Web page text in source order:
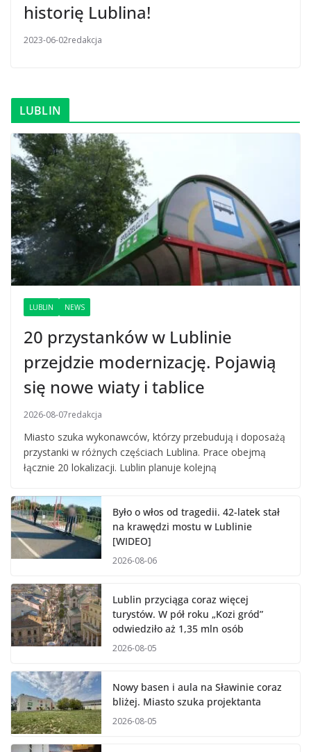
historię Lublina!
2023-06-02redakcja
LUBLIN
LUBLIN NEWS
20 przystanków w Lublinie
przejdzie modernizację. Pojawią
się nowe wiaty i tablice
2026-08-07redakcja
Miasto szuka wykonawców, którzy przebudują i doposażą
przystanki w różnych częściach Lublina. Prace obejmą
łącznie 20 lokalizacji. Lublin planuje kolejną
Było o włos od tragedii. 42-latek stał
na krawędzi mostu w Lublinie
[WIDEO]
2026-08-06
Lublin przyciąga coraz więcej
turystów. W pół roku „Kozi gród”
odwiedziło aż 1,35 mln osób
2026-08-05
Nowy basen i aula na Sławinie coraz
bliżej. Miasto szuka projektanta
2026-08-05